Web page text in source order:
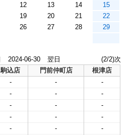
12 13 14
15
19 20 21
22
26 27 28
29
2024-06-30 翌日
(2/2)次
駒込店 門前仲町店
根津店
- -
-
- -
-
- -
-
- -
-
- -
-